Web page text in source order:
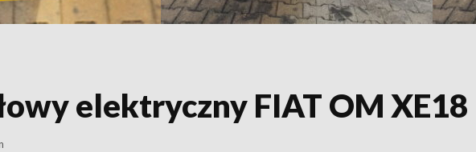
elektryczny FIAT OM XE18